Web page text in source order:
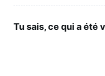
Tu sais, ce qui a été